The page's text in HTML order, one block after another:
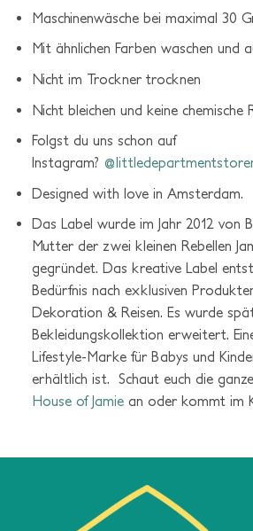
Maschinenwäsche bei maximal 30
Mit ähnlichen Farben waschen und
Nicht im Trockner trocknen
Nicht bleichen und keine chemische
Folgst du uns schon auf
Instagram?
Designed with love in Amsterdam.
Das Label wurde im Jahr 2012 von
Mutter der zwei kleinen Rebellen
gegründet. Das kreative Label
Bedürfnis nach exklusiven
Dekoration & Reisen. Es wurde
Bekleidungskollektion erweitert.
Lifestyle-Marke für Babys und
erhältlich ist. Schaut euch die
House of Jamiean oder kommt im